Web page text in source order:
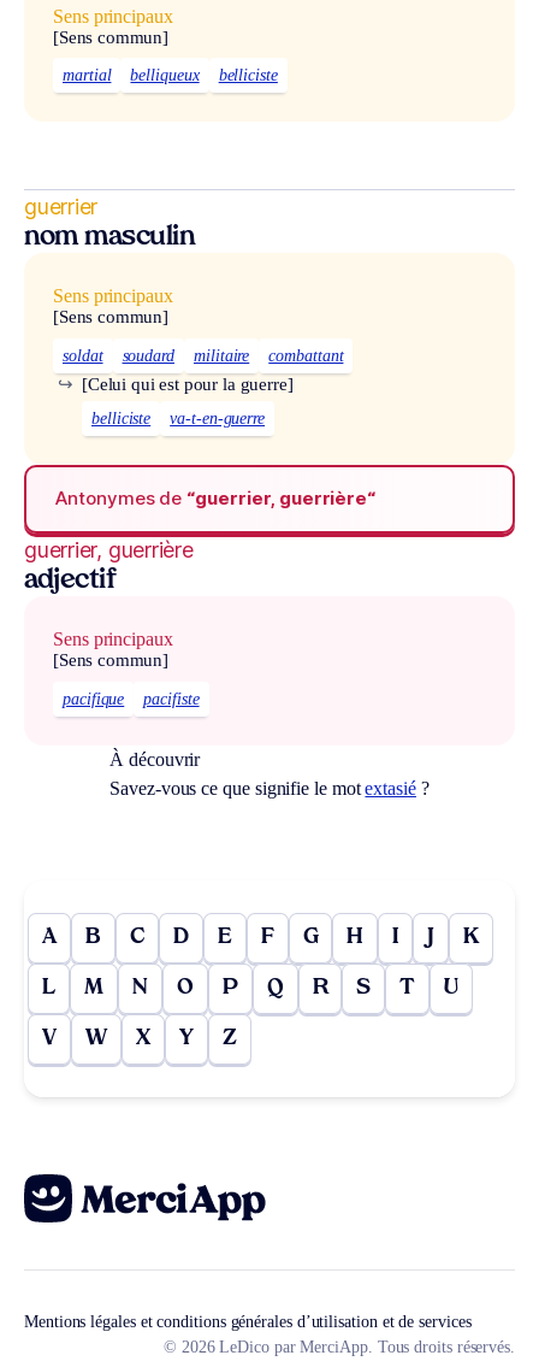
Sens principaux
[Sens commun]
martial belliqueux belliciste
guerrier
nom masculin
Sens principaux
[Sens commun]
soldat soudard militaire combattant
[Celui qui est pour la guerre]
↪
belliciste va-t-en-guerre
Antonymes de “guerrier, guerrière“
guerrier, guerrière
adjectif
Sens principaux
[Sens commun]
pacifique pacifiste
À découvrir
Savez-vous ce que signifie le motextasié?
A B C D E F G H I J K
L M N O P Q R S T U
V W X Y Z
Mentions légales et conditions générales d’utilisation et de services
© 2026 LeDico par MerciApp. Tous droits réservés.